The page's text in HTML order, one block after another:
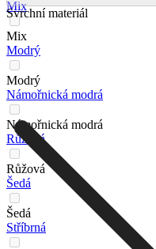
Mix
Mix
Modrý
Modrý
Námořnická modrá
Námořnická modrá
Růžová
Růžová
Šedá
Šedá
Stříbrná
Svrchní materiál